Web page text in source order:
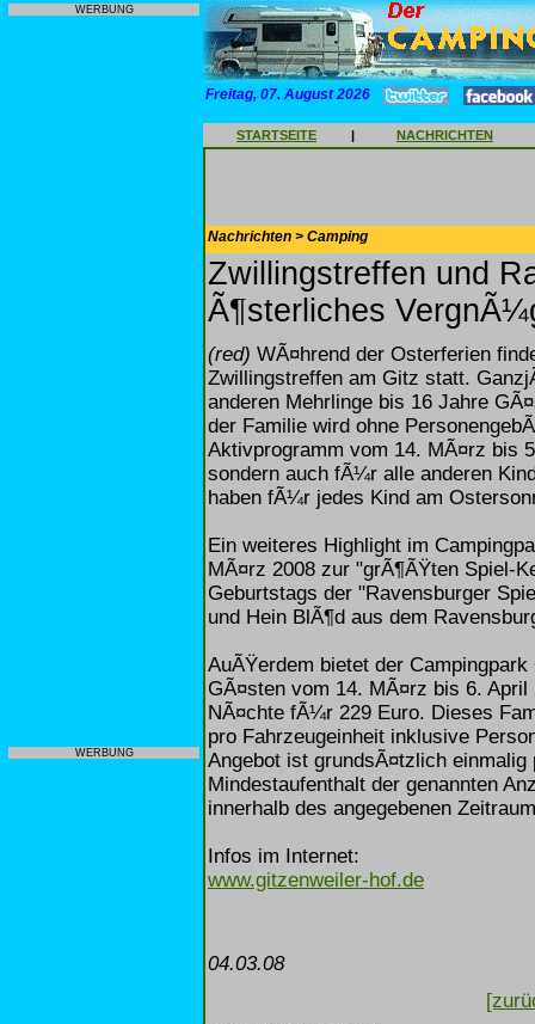
WERBUNG
WERBUNG
Freitag, 07. August 2026
STARTSEITE | NACHRICHTEN
Nachrichten > Camping
Zwillingstreffen und
Ã¶sterliches
(red) WÃ¤hrend der Osterferien
Zwillingstreffen am Gitz statt.
anderen Mehrlinge bis 16 Jahre
der Familie wird ohne
Aktivprogramm vom 14. MÃ¤rz bis
sondern auch fÃ¼r alle anderen
haben fÃ¼r jedes Kind am
Ein weiteres Highlight im
MÃ¤rz 2008 zur "grÃ¶ÃŸten Spiel-
Geburtstags der "Ravensburger
und Hein BlÃ¶d aus dem
AuÃŸerdem bietet der
GÃ¤sten vom 14. MÃ¤rz bis 6.
NÃ¤chte fÃ¼r 229 Euro. Dieses
pro Fahrzeugeinheit inklusive
Angebot ist grundsÃ¤tzlich
Mindestaufenthalt der genannten
innerhalb des angegebenen
Infos im Internet:
www.gitzenweiler-hof.de
04.03.08